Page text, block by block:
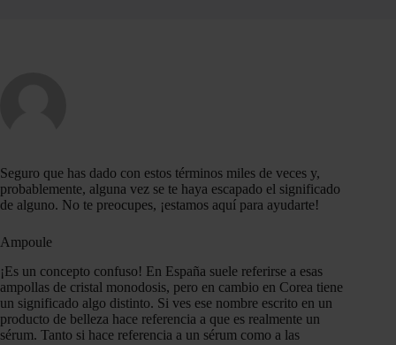
Seguro que has dado con estos términos miles de veces y,
probablemente, alguna vez se te haya escapado el significado
de alguno. No te preocupes, ¡estamos aquí para ayudarte!
Ampoule
¡Es un concepto confuso! En España suele referirse a esas
ampollas de cristal monodosis, pero en cambio en Corea tiene
un significado algo distinto. Si ves ese nombre escrito en un
producto de belleza hace referencia a que es realmente un
sérum. Tanto si hace referencia a un sérum como a las